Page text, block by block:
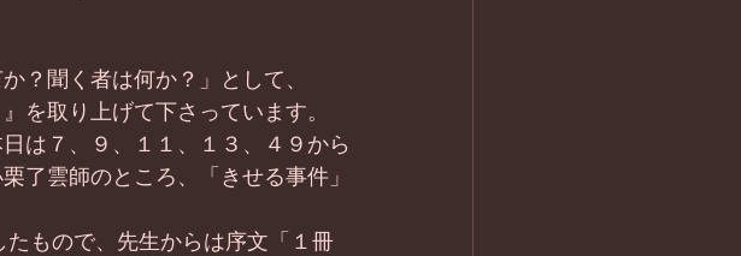
？聞く者は何か？」として、
を取り上げて下さっています。
は７、９、１１、１３、４９から
了雲師のところ、「きせる事件」
もので、先生からは序文「１冊